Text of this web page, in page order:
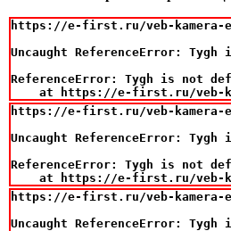
https://e-first.ru/veb-kamera-
Uncaught ReferenceError:
ReferenceError: Tygh is not
at https://e-first.ru/
https://e-first.ru/veb-kamera-
Uncaught ReferenceError:
ReferenceError: Tygh is not
at https://e-first.ru/
https://e-first.ru/veb-kamera-
Uncaught ReferenceError: